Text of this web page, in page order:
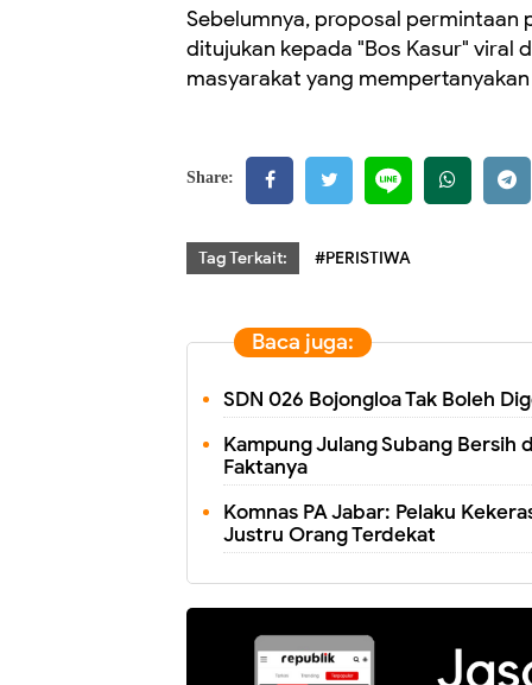
Sebelumnya, proposal permintaan
ditujukan kepada "Bos Kasur" viral
masyarakat yang
Share:
Tag Terkait: #PERISTIWA
Baca juga:
SDN 026 Bojongloa Tak Boleh
Kampung Julang Subang Bersih
Faktanya
Komnas PA Jabar: Pelaku
Justru Orang Terdekat